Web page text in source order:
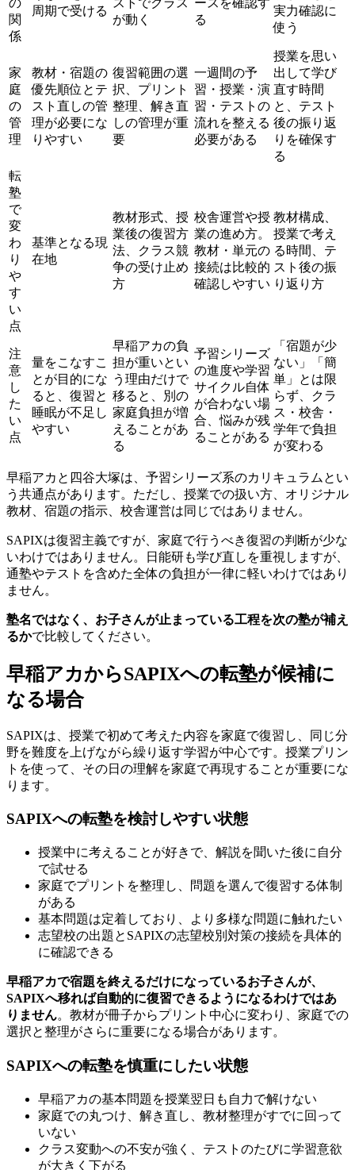
関
係
周期で受ける
が動く
る
実力確認に
使う
家
庭
の
管
理
教材・宿題の
優先順位とテ
スト直しの管
理が必要にな
りやすい
復習範囲の選
択、プリント
整理、解き直
しの管理が重
要
一週間の予
習・授業・演
習・テストの
流れを整える
必要がある
授業を思い
出して学び
直す時間
と、テスト
後の振り返
りを確保す
る
転
塾
で
変
わ
り
や
す
い
点
基準となる現
在地
教材形式、授
業後の復習方
法、クラス競
争の受け止め
方
校舎運営や授
業の進め方。
教材・単元の
接続は比較的
確認しやすい
教材構成、
授業で考え
る時間、テ
スト後の振
り返り方
注
意
し
た
い
点
量をこなすこ
とが目的にな
ると、復習と
睡眠が不足し
やすい
早稲アカの負
担が重いとい
う理由だけで
移ると、別の
家庭負担が増
えることがあ
る
予習シリーズ
の進度や学習
サイクル自体
が合わない場
合、悩みが残
ることがある
「宿題が少
ない」「簡
単」とは限
らず、クラ
ス・校舎・
学年で負担
が変わる
早稲アカと四谷大塚は、予習シリーズ系のカリキュラムとい
う共通点があります。ただし、授業での扱い方、オリジナル
教材、宿題の指示、校舎運営は同じではありません。
SAPIXは復習主義ですが、家庭で行うべき復習の判断が少な
いわけではありません。日能研も学び直しを重視しますが、
通塾やテストを含めた全体の負担が一律に軽いわけではあり
ません。
塾名ではなく、お子さんが止まっている工程を次の塾が補え
るかで比較してください。
早稲アカからSAPIXへの転塾が候補に
なる場合
SAPIXは、授業で初めて考えた内容を家庭で復習し、同じ分
野を難度を上げながら繰り返す学習が中心です。授業プリン
トを使って、その日の理解を家庭で再現することが重要にな
ります。
SAPIXへの転塾を検討しやすい状態
授業中に考えることが好きで、解説を聞いた後に自分
で試せる
家庭でプリントを整理し、問題を選んで復習する体制
がある
基本問題は定着しており、より多様な問題に触れたい
志望校の出題とSAPIXの志望校別対策の接続を具体的
に確認できる
早稲アカで宿題を終えるだけになっているお子さんが、
SAPIXへ移れば自動的に復習できるようになるわけではあ
りません。教材が冊子からプリント中心に変わり、家庭での
選択と整理がさらに重要になる場合があります。
SAPIXへの転塾を慎重にしたい状態
早稲アカの基本問題を授業翌日も自力で解けない
家庭での丸つけ、解き直し、教材整理がすでに回って
いない
クラス変動への不安が強く、テストのたびに学習意欲
が大きく下がる